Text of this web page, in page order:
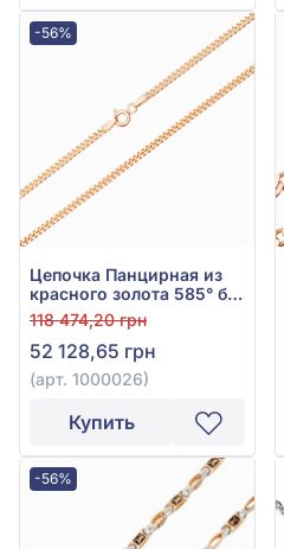
-56%
Цепочка Панцирная из
красного золота 585° без
вставки, арт. 1000026
118 474,20 грн
52 128,65 грн
(арт. 1000026)
Купить
-56%